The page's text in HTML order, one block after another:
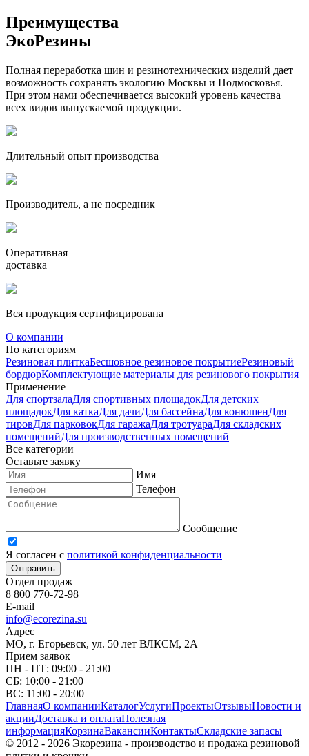
Преимущества
ЭкоРезины
Полная переработка шин и резинотехнических изделий дает
возможность сохранять экологию Москвы и Подмосковья.
При этом нами обеспечивается высокий уровень качества
всех видов выпускаемой продукции.
Длительный опыт производства
Производитель, а не посредник
Оперативная
доставка
Вся продукция сертифицирована
О компании
По категориям
Резиновая плиткаБесшовное резиновое покрытиеРезиновый
бордюрКомплектующие материалы для резинового покрытия
Применение
Для спортзалаДля спортивных площадокДля детских
площадокДля каткаДля дачиДля бaссейнаДля конюшенДля
тировДля парковокДля гаражаДля тротуараДля складских
помещенийДля производственных помещений
Все категории
Оставьте заявку
Имя
Телефон
Сообщение
Я согласен с политикой конфиденциальности
Отправить
Отдел продаж
8 800 770-72-98
E-mail
info@ecorezina.su
Адрес
МО, г. Егорьевск, ул. 50 лет ВЛКСМ, 2А
Прием заявок
ПН - ПТ: 09:00 - 21:00
СБ: 10:00 - 21:00
ВС: 11:00 - 20:00
ГлавнаяО компанииКаталогУслугиПроектыОтзывыНовости и
акцииДоставка и оплатаПолезная
информацияКорзинаВакансииКонтактыСкладские запасы
© 2012 - 2026 Экорезина - производство и продажа резиновой